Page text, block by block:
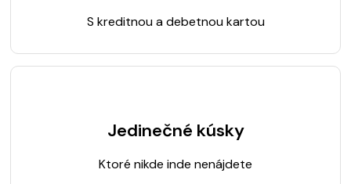
S kreditnou a debetnou kartou
Jedinečné kúsky
Ktoré nikde inde nenájdete